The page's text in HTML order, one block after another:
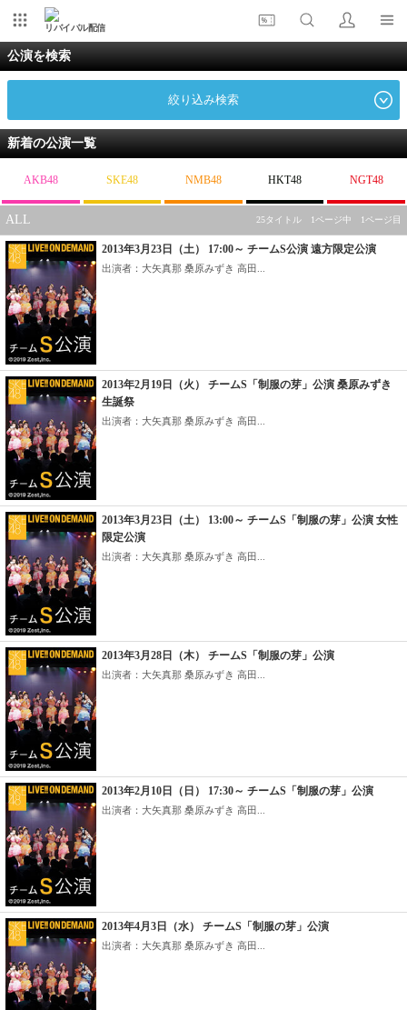
リバイバル配信
公演を検索
絞り込み検索
新着の公演一覧
AKB48 SKE48 NMB48 HKT48 NGT48
ALL 25タイトル 1ページ中 1ページ目
2013年3月23日（土） 17:00～ チームS公演 遠方限定公演
出演者：大矢真那 桑原みずき 高田...
2013年2月19日（火） チームS「制服の芽」公演 桑原みずき
生誕祭
出演者：大矢真那 桑原みずき 高田...
2013年3月23日（土） 13:00～ チームS「制服の芽」公演 女性
限定公演
出演者：大矢真那 桑原みずき 高田...
2013年3月28日（木） チームS「制服の芽」公演
出演者：大矢真那 桑原みずき 高田...
2013年2月10日（日） 17:30～ チームS「制服の芽」公演
出演者：大矢真那 桑原みずき 高田...
2013年4月3日（水） チームS「制服の芽」公演
出演者：大矢真那 桑原みずき 高田...